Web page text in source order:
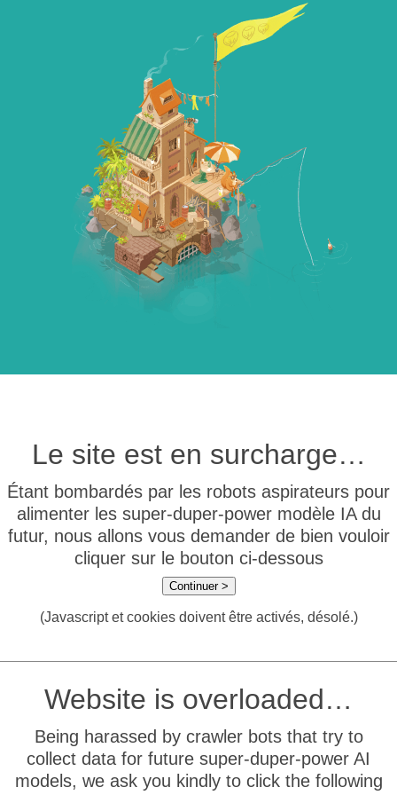
Le site est en surcharge…
Étant bombardés par les robots aspirateurs pour
alimenter les super-duper-power modèle IA du
futur, nous allons vous demander de bien vouloir
cliquer sur le bouton ci-dessous
Continuer >
(Javascript et cookies doivent être activés, désolé.)
Website is overloaded…
Being harassed by crawler bots that try to
collect data for future super-duper-power AI
models, we ask you kindly to click the following